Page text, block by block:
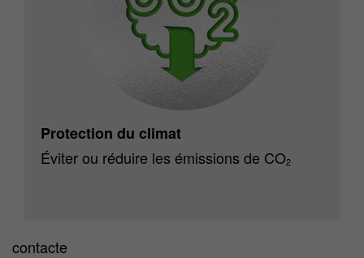
Protection du climat
Éviter ou réduire les émissions de CO2
contacte